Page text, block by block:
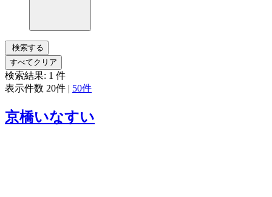
検索する
すべてクリア
検索結果: 1 件
表示件数 20件 | 50件
京橋いなすい